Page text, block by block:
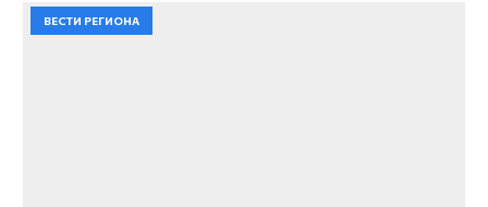
ВЕСТИ РЕГИОНА